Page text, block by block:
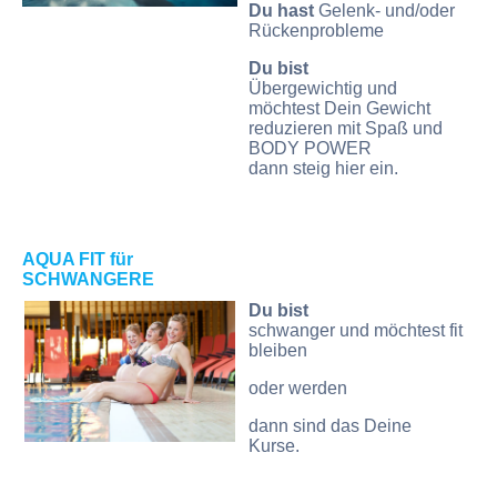
Du hast Gelenk- und/oder
Rückenprobleme
Du bist
Übergewichtig und
möchtest Dein Gewicht
reduzieren mit Spaß und
BODY POWER
dann steig hier ein.
AQUA FIT für
SCHWANGERE
Du bist
schwanger und möchtest fit
bleiben
oder werden
dann sind das Deine
Kurse.